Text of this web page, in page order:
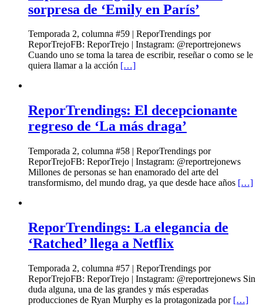
sorpresa de ‘Emily en París’
Temporada 2, columna #59 | ReporTrendings por
ReporTrejoFB: ReporTrejo | Instagram: @reportrejonews
Cuando uno se toma la tarea de escribir, reseñar o como se le
quiera llamar a la acción […]
ReporTrendings: El decepcionante
regreso de ‘La más draga’
Temporada 2, columna #58 | ReporTrendings por
ReporTrejoFB: ReporTrejo | Instagram: @reportrejonews
Millones de personas se han enamorado del arte del
transformismo, del mundo drag, ya que desde hace años […]
ReporTrendings: La elegancia de
‘Ratched’ llega a Netflix
Temporada 2, columna #57 | ReporTrendings por
ReporTrejoFB: ReporTrejo | Instagram: @reportrejonews Sin
duda alguna, una de las grandes y más esperadas
producciones de Ryan Murphy es la protagonizada por […]